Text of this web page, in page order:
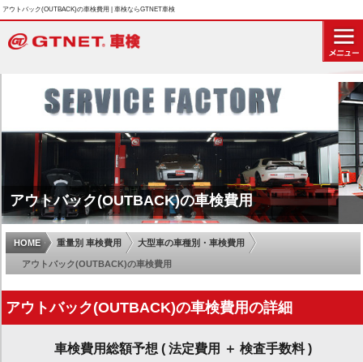
アウトバック(OUTBACK)の車検費用 | 車検ならGTNET車検
アウトバック(OUTBACK)の車検費用
HOME 重量別 車検費用 大型車の車種別・車検費用
アウトバック(OUTBACK)の車検費用
アウトバック(OUTBACK)の車検費用の詳細
車検費用総額予想 ( 法定費用 ＋ 検査手数料 )